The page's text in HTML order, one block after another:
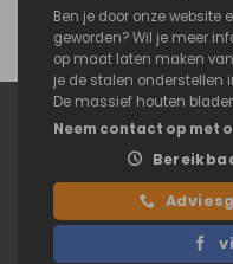
Ben je door onze website
geworden? Wil je meer
op maat laten maken
je de stalen onderstellen
De massief houten
Neem contact op met